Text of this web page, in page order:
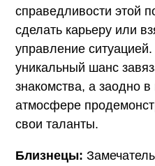
справедливости этой
сделать карьеру или
управление
уникальный шанс
знакомства, а заодно
атмосфере
свои таланты.
Близнецы: